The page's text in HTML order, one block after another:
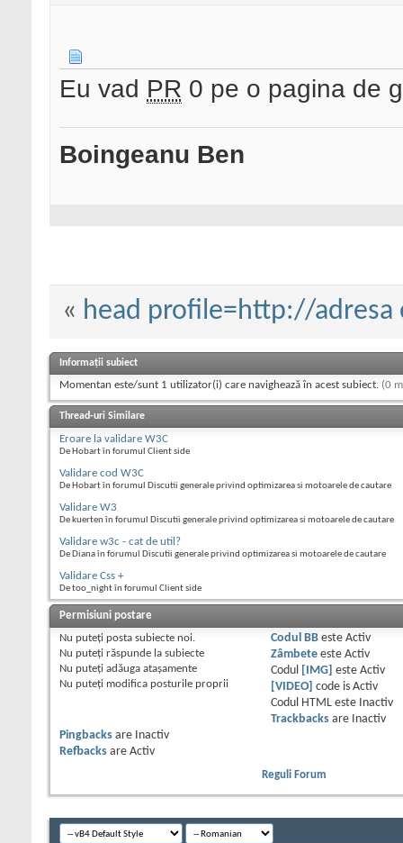
Eu vad PR 0 pe o pagina de
Boingeanu Ben
« head profile=http://adresa
Informații subiect
Momentan este/sunt 1 utilizator(i) care navighează în acest subiect. (0
Thread-uri Similare
Eroare la validare W3C
De Hobart în forumul Client side
Validare cod W3C
De Hobart în forumul Discutii generale privind optimizarea si motoarele de cautare
Validare W3
De kuerten în forumul Discutii generale privind optimizarea si motoarele de cautare
Validare w3c - cat de util?
De Diana în forumul Discutii generale privind optimizarea si motoarele de cautare
Validare Css +
De too_night în forumul Client side
Permisiuni postare
Nu puteţi posta subiecte noi.
Nu puteţi răspunde la subiecte
Nu puteţi adăuga ataşamente
Nu puteţi modifica posturile proprii
Codul BBeste Activ
Zâmbeteeste Activ
Codul
[IMG] este Activ
[VIDEO] code is Activ
Codul HTML este
Inactiv
Trackbacksare
Inactiv
Pingbacks are
Inactiv
Refbacks are Activ
Reguli Forum